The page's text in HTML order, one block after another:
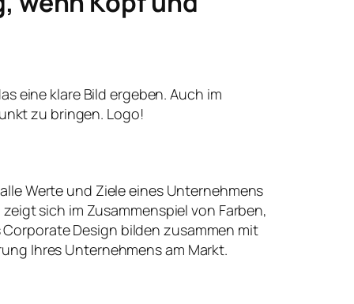
eine klare Bild ergeben. Auch im
zu bringen. Logo!
Werte und Ziele eines Unternehmens
sich im Zusammenspiel von Farben,
Design bilden zusammen mit
Ihres Unternehmens am Markt.